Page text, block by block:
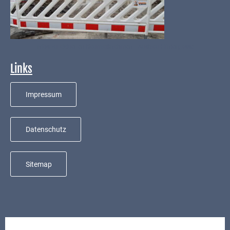
Allgemeine
Infos
Links
Impressum
Datenschutz
Sitemap